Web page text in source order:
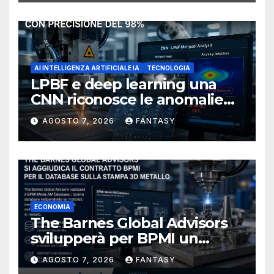
AI INTELLIGENZA ARTIFICIALE IA TECNOLOGIA
LPBF e deep learning una
CNN riconosce le anomalie
del bagno di fusione
AGOSTO 7, 2026 FANTASY
ECONOMIA
The Barnes Global Advisors
svilupperà per BPMI un
database per la stampa 3D
metallica destinata alla filiera
AGOSTO 7, 2026 FANTASY